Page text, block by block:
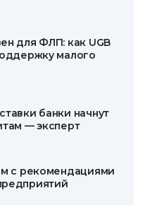
для ФЛП: как UGB
малого
банки начнут
— эксперт
с рекомендациями